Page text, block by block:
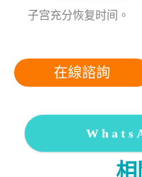
子宫充分恢复时间。
在線諮詢